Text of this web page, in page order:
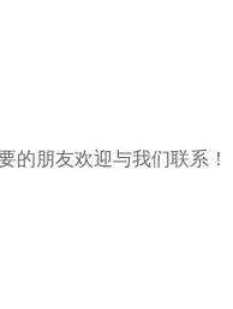
的朋友欢迎与我们联系！